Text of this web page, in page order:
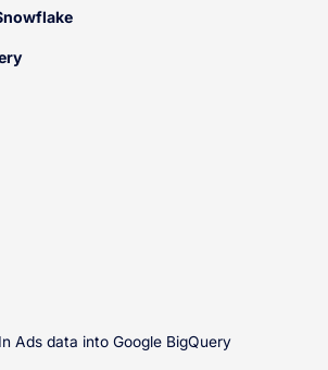
Ads data into Google BigQuery